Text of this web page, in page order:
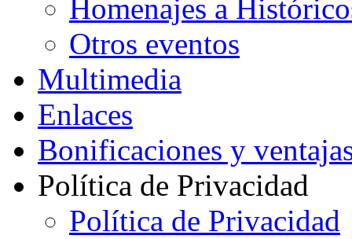
Homenajes a
Otros eventos
Multimedia
Enlaces
Bonificaciones y
Política de Privacidad
Política de Privacidad